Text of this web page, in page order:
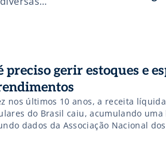
ganhos
[…]
preciso gerir estoques e
nos últimos 10 anos, a receita
do Brasil caiu, acumulando uma
dados da Associação Nacional
principais fatores é aumento de 8,3%